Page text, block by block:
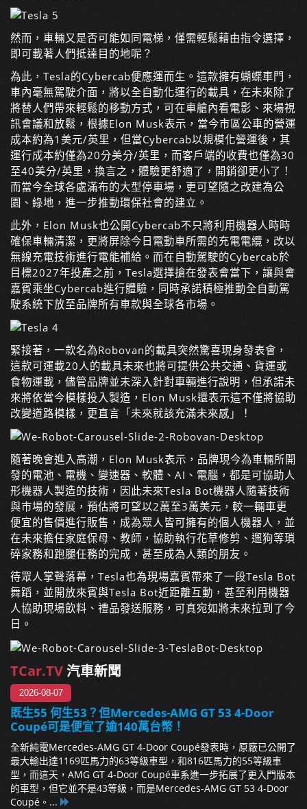
然而，車輛又是否可能如同電梯，僅需輕鬆藉由指令選擇，
即可載著人們抵達目的地呢？
為此，Tesla的Cybercab便應運而生。這款擁有蝴蝶車門，
車內毫無駕駛介面，將以全自動化運行的載具，在未來除了
將替人們帶來輕鬆的移動方式，可在車艙內看電影、來場視
訊會議和放鬆，根據Elon Musk表示，當今市區公車的營運
成本約為1美元/英里，但當Cybercab以規模化營運後，其
運行成本約僅為20分美分/英里，而客戶端的收費也僅為30
至40美分/英里，換言之，體驗更舒適了，開銷卻更小了！
而當今全球各處滿布的大型停車場，更可望隨之改建為公
園、綠地，進一步推動環保社會的建立。
此外，Elon Musk也公開Cybercab不只將利用機器人時時
確保車輛清潔，更將屏除今日電動車所需的充電電纜，改以
無線充電技術進行電能補給。而在自動駕駛的Cybercab於
目標2027年投產之前，Tesla選擇搶在發表會當下，讓與會
嘉賓乘坐Cybercab進行體驗，同時承諾積極推動全自動駕
駛系統下放至品牌所有車款與全球各市場。
緊接著，一款名為Robovan的載具突然驚喜現身發表會，
這款可運載20人的載具未來也將可提供公共交通、貨運或
食物運載，儘管品牌並未深入針對車輛進行說明，但承諾未
來將依當今模樣投入製造，Elon Musk還表示這不僅將協助
改變道路模樣，更直言「未來就該充滿未來感」！
隨著晚會進入高潮，Elon Musk表示，品牌現今為車輛所開
發的電池、電機、變速器、軟體、AI、電腦，都是可協助人
形機器人製造的技術，因此未來Tesla Bot機器人隨著技術
與市場的發展，預估將可望以2萬至3萬美元，較一輛車更
便宜的售價進行販售，成為眾人皆可擁有的個人機器人，並
在未來擔任家庭保母、教師，協助執行花草修剪、遛狗等瑣
碎家務和跑腿任務的完成，甚至成為人類的朋友。
待眾人掌聲落幕，Tesla也為現場嘉賓帶來了一段Tesla Bot
舞蹈，並開放來賓與Tesla Bot近距離互動，甚至利用機器
人協助現場飲料、禮品發送服務，可真宛如將未來拉到了今
日。
TCar.TV汽車新聞
2026-08-07
既生55 何生53？但Mercedes-AMG GT 53 4-Door
Coupé可是便宜了逾140萬台幣！
全新純電Mercedes-AMG GT 4-Door Coupé發表時，原廠已公開了
最大輸出達1169匹馬力的63等級車型，和816匹馬力的55等級車
型，而這天，AMG GT 4-Door Coupé車系進一步拓展了更入門版本
的車型，但它並不是43等級，而是Mercedes-AMG GT 53 4-Door
Coupé。...